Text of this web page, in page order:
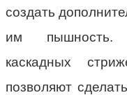
создать
им пышность.
каскадных
позволяют